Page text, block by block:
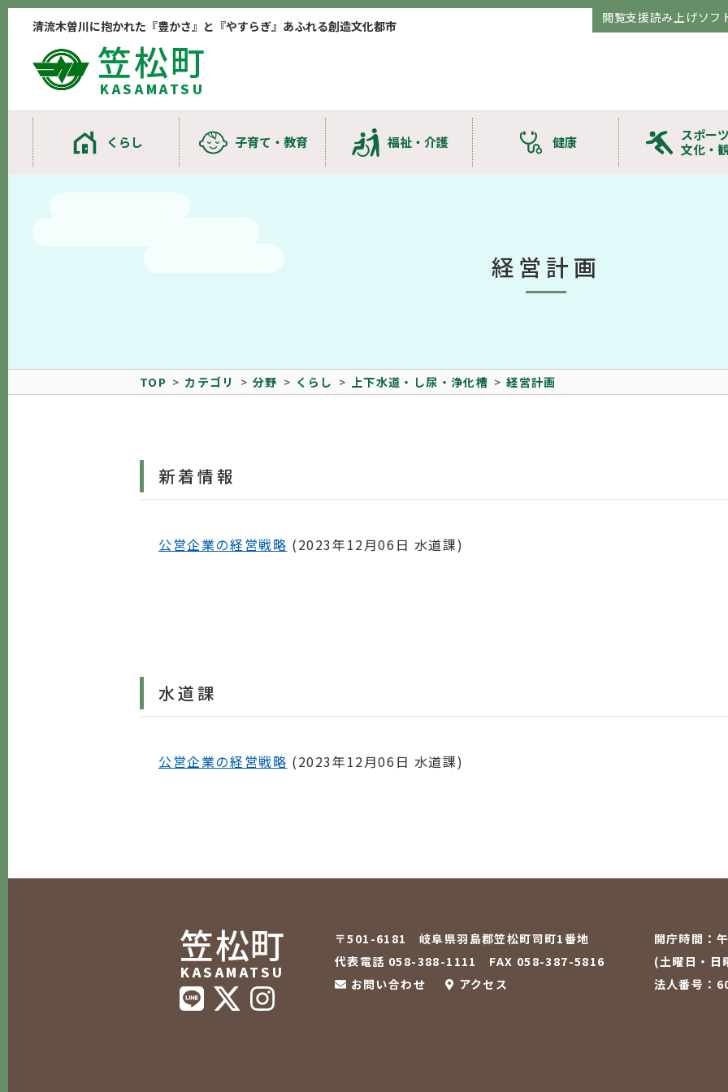
清流木曽川に抱かれた『豊かさ』と『やすらぎ』あふれる創造文化都市
笠松町
KASAMATSU
閲覧支援読み上げソフ
くらし 子育て・教育 福祉・介護 健康
スポー
文化・
経営計画
TOP カテゴリ 分野 くらし 上下水道・し尿・浄化槽 経営計画
新着情報
公営企業の経営戦略 (2023年12月06日 水道課)
水道課
公営企業の経営戦略 (2023年12月06日 水道課)
笠松町
KASAMATSU
〒501-6181 岐阜県羽島郡笠松町司町1番地
代表電話 058-388-1111 FAX 058-387-5816
お問い合わせ
アクセス
開庁時間：
(土曜日・日
法人番号：